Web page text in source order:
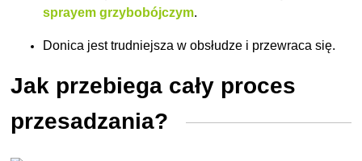
sprayem grzybobójczym.
Donica jest trudniejsza w obsłudze i przewraca się.
Jak przebiega cały proces
przesadzania?